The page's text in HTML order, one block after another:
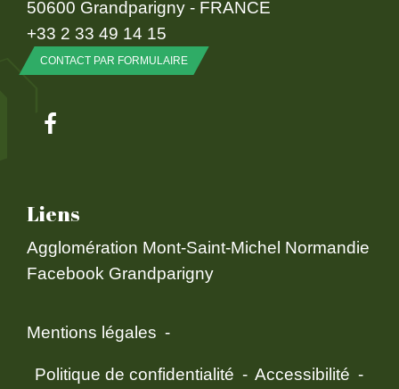
50600 Grandparigny - FRANCE
+33 2 33 49 14 15
CONTACT PAR FORMULAIRE
Liens
Agglomération Mont-Saint-Michel Normandie
Facebook Grandparigny
Mentions légales -
Politique de confidentialité - Accessibilité -